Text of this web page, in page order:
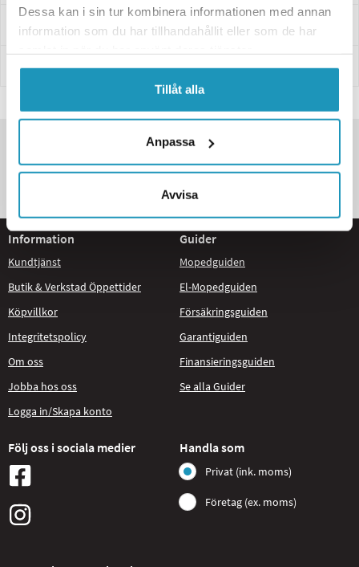
Dessa kan i sin tur kombinera informationen med annan
information som du har tillhandahållit eller som de har
Tillåt alla
Anpassa
Avvisa
Leverans- & Returinformation
Betalning
SNABBA LEVERANSER
KÄNDA VARUMÄRKEN
Information
Kundtjänst
Butik & Verkstad Öppettider
Köpvillkor
Integritetspolicy
Om oss
Jobba hos oss
Logga in/Skapa konto
Guider
Mopedguiden
El-Mopedguiden
Försäkringsguiden
Garantiguiden
Finansieringsguiden
Se alla Guider
Följ oss i sociala medier Handla som
Privat (ink. moms)
Företag (ex. moms)